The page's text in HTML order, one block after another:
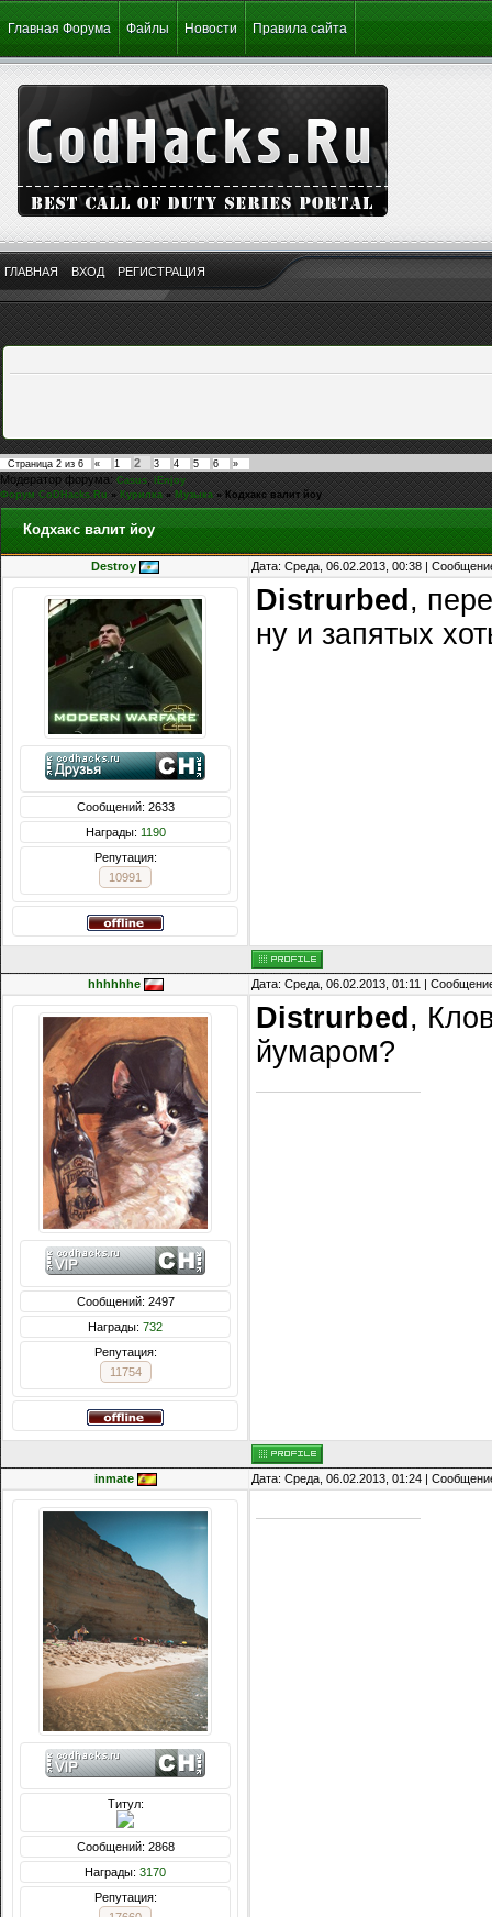
Главная Форума Файлы Новости Правила сайта
ГЛАВНАЯ ВХОД РЕГИСТРАЦИЯ
Страница 2 из 6 « 1 2 3 4 5 6 »
Модератор форума:Casus,iEnjoy
Форум CoDHacks.Ru » Курилка » Музыка » Кодхакс валит йоу
Кодхакс валит йоу
Destroy Дата: Среда, 06.02.2013, 00:38 |
Сообщений: 2633
Награды: 1190
Репутация:
10991
Distrurbed ,
ну и запятых
hhhhhhe Дата: Среда, 06.02.2013, 01:11 |
Сообщений: 2497
Награды: 732
Репутация:
11754
Distrurbed ,
йумаром?
inmate Дата: Среда, 06.02.2013, 01:24 |
Титул:
Сообщений: 2868
Награды: 3170
Репутация: